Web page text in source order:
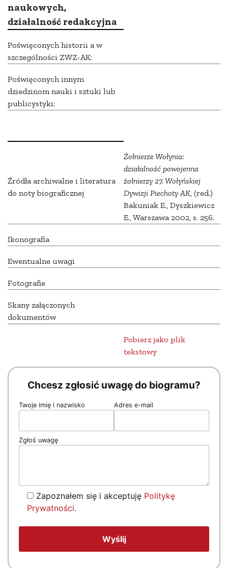
naukowych,
działalność redakcyjna
Poświęconych historii a w
szczególności ZWZ-AK:
Poświęconych innym
dziedzinom nauki i sztuki lub
publicystyki:
Źródła archiwalne i literatura
do noty biograficznej
Żołnierze Wołynia:
działalność powojenna
żołnierzy 27. Wołyńskiej
Dywizji Piechoty AK, (red.)
Bakuniak E., Dyszkiewicz
E., Warszawa 2002, s. 256.
Ikonografia
Ewentualne uwagi
Fotografie
Skany załączonych
dokumentów
Pobierz jako plik
tekstowy
Chcesz zgłosić uwagę do biogramu?
Twoje imię i nazwisko Adres e-mail
Zgłoś uwagę
Zapoznałem się i akceptuję Politykę
Prywatności.